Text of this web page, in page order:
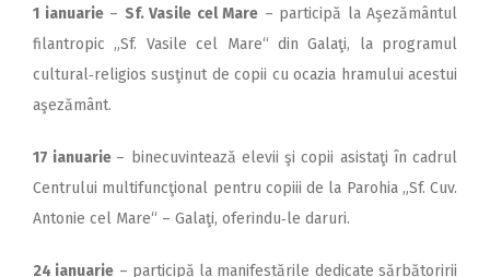
1 ianuarie– Sf. Vasile cel Mare – participă la Aşezământul
filantropic „Sf. Vasile cel Mare“ din Galaţi, la programul
cultural‑religios susţinut de copii cu ocazia hramului acestui
aşezământ.
17 ianuarie – binecuvintează elevii şi copii asistaţi în cadrul
Centrului multifuncţional pentru copiii de la Parohia „Sf. Cuv.
Antonie cel Mare“ – Galaţi, oferindu‑le daruri.
24 ianuarie – participă la manifestările dedicate sărbătoririi